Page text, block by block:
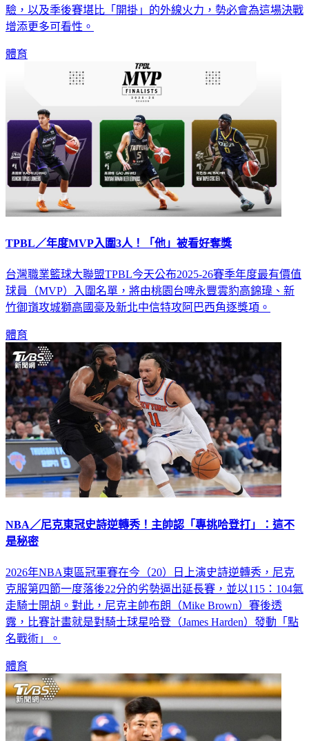
驗，以及季後賽堪比「開掛」的外線火力，勢必會為這場決戰
增添更多可看性。
體育
TPBL／年度MVP入圍3人！「他」被看好奪獎
台灣職業籃球大聯盟TPBL今天公布2025-26賽季年度最有價值
球員（MVP）入圍名單，將由桃園台啤永豐雲豹高錦瑋、新
竹御嵿攻城獅高國豪及新北中信特攻阿巴西角逐獎項。
體育
NBA／尼克東冠史詩逆轉秀！主帥認「專挑哈登打」：這不
是秘密
2026年NBA東區冠軍賽在今（20）日上演史詩逆轉秀，尼克
克服第四節一度落後22分的劣勢逼出延長賽，並以115：104氣
走騎士開胡。對此，尼克主帥布朗（Mike Brown）賽後透
露，比賽計畫就是對騎士球星哈登（James Harden）發動「點
名戰術」。
體育